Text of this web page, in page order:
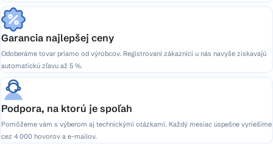
Garancia najlepšej ceny
Odoberáme tovar priamo od výrobcov. Registrovaní zákazníci u nás navyše získavajú
automatickú zľavu až 5 %.
Podpora, na ktorú je spoľah
Pomôžeme vám s výberom aj technickými otázkami. Každý mesiac úspešne vyriešime
cez 4 000 hovorov a e-mailov.